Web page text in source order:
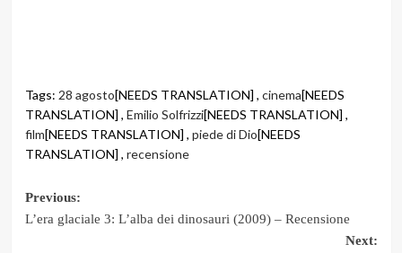
Tags: 28 agosto[NEEDS TRANSLATION] , cinema[NEEDS
TRANSLATION] , Emilio Solfrizzi[NEEDS TRANSLATION] ,
film[NEEDS TRANSLATION] , piede di Dio[NEEDS
TRANSLATION] , recensione
Post
Previous:
L’era glaciale 3: L’alba dei dinosauri (2009) – Recensione
Next: